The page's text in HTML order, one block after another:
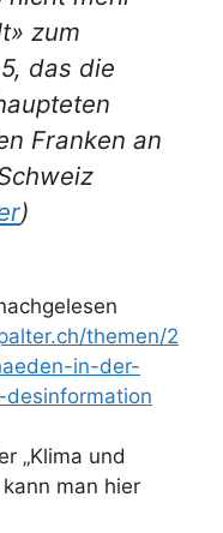
zum
das die
Franken an
)
themen/2
in-der-
„Klima und
man hier